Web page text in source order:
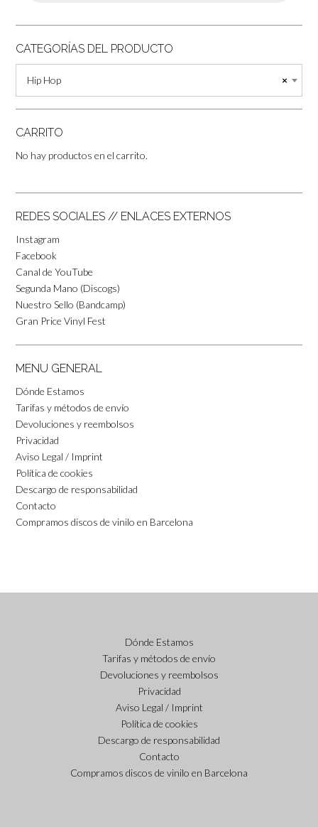
CATEGORÍAS DEL PRODUCTO
×
Hip Hop
CARRITO
No hay productos en el carrito.
REDES SOCIALES // ENLACES EXTERNOS
Instagram
Facebook
Canal de YouTube
Segunda Mano (Discogs)
Nuestro Sello (Bandcamp)
Gran Price Vinyl Fest
MENU GENERAL
Dónde Estamos
Tarifas y métodos de envío
Devoluciones y reembolsos
Privacidad
Aviso Legal / Imprint
Política de cookies
Descargo de responsabilidad
Contacto
Compramos discos de vinilo en Barcelona
Dónde Estamos
Tarifas y métodos de envío
Devoluciones y reembolsos
Privacidad
Aviso Legal / Imprint
Política de cookies
Descargo de responsabilidad
Contacto
Compramos discos de vinilo en Barcelona